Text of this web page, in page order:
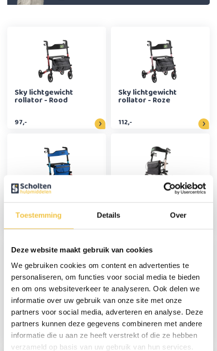
Toestemming Details Over
Deze website maakt gebruik van cookies
We gebruiken cookies om content en advertenties te
personaliseren, om functies voor social media te bieden
en om ons websiteverkeer te analyseren. Ook delen we
informatie over uw gebruik van onze site met onze
partners voor social media, adverteren en analyse. Deze
partners kunnen deze gegevens combineren met andere
informatie die u aan ze heeft verstrekt of die ze hebben
verzameld op basis van uw gebruik van hun services.
Sky lichtgewicht
rollator - Rood
97,-
Sky lichtgewicht
rollator - Roze
112,-
Blauw
89,-
luchtbanden -
Sky lichtgewicht
rollator - Blauw
97,-
Sky offroad rolstoel
met mountainbike
luchtbanden - Rood
189,-